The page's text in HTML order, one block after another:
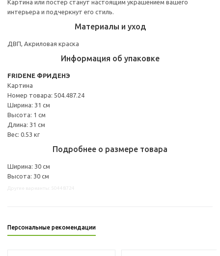
Картина или постер станут настоящим украшением вашего
интерьера и подчеркнут его стиль.
Материалы и уход
ДВП, Акриловая краска
Информация об упаковке
FRIDENE ФРИДЕНЭ
Картина
Номер товара: 504.487.24
Ширина: 31 см
Высота: 1 см
Длина: 31 см
Вес: 0.53 кг
Подробнее о размере товара
Ширина: 30 см
Высота: 30 см
Персональные рекомендации